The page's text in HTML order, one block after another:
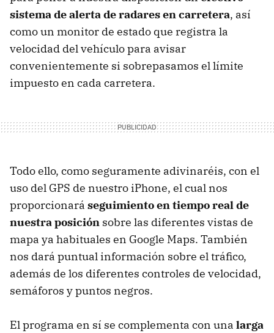
sistema de alerta de radares en carretera, así
como un monitor de estado que registra la
velocidad del vehículo para avisar
convenientemente si sobrepasamos el límite
impuesto en cada carretera.
Todo ello, como seguramente adivinaréis, con el
uso del GPS de nuestro iPhone, el cual nos
proporcionará seguimiento en tiempo real de
nuestra posición sobre las diferentes vistas de
mapa ya habituales en Google Maps. También
nos dará puntual información sobre el tráfico,
además de los diferentes controles de velocidad,
semáforos y puntos negros.
El programa en sí se complementa con una larga